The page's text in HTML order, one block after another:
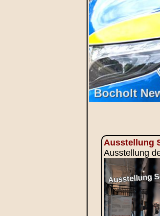
Ausstellung
Ausstellung